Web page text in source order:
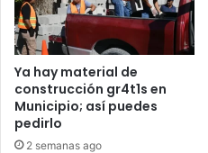
Ya hay material de
construcción gr4t1s en
Municipio; así puedes
pedirlo
2 semanas ago